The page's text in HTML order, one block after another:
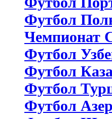
Футбол
Чемпионат
Футбол
Футбол
Футбол
Футбол